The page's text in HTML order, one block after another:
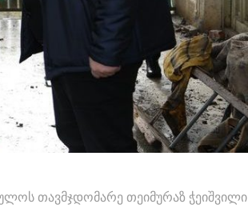
თავმჯდომარე თეიმურაზ ჭეიშვილი